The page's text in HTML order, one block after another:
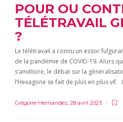
POUR OU
TÉLÉTRAVAIL
?
Le télétravail a connu un essor
de la pandémie de COVID-19. Alors
s’améliore, le débat sur la
l’Hexagone se fait de plus en plus
Grégoire Hernandez 28 avril 2023